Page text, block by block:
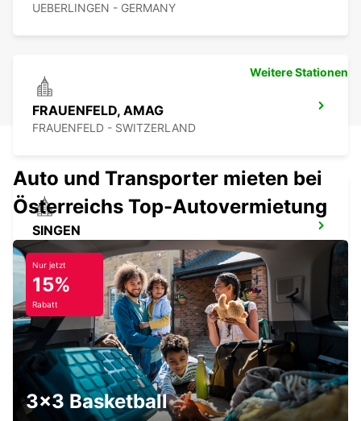
UEBERLINGEN - GERMANY
FRAUENFELD, AMAG
FRAUENFELD - SWITZERLAND
SINGEN
SINGEN - GERMANY
FRIEDRICHSHAFEN STADT
FRIEDRICHSHAFEN - GERMANY
Weitere Stationen
Auto und Transporter mieten bei
Österreichs Top-Autovermietung
Nur jetzt
15%
Rabatt
3x3 Basketball